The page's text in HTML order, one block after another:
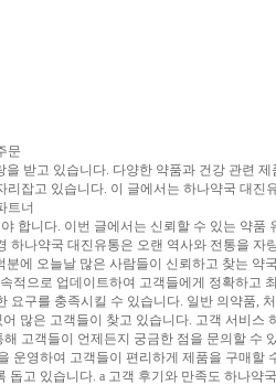
문
받고 있습니다. 다양한 약품과 건강 관련
잡고 있습니다. 이 글에서는 하나약국 대진
트너
합니다. 이번 글에서는 신뢰할 수 있는 약
나약국 대진유통은 오랜 역사와 전통을 자
에 오늘날 많은 사람들이 신뢰하고 찾는 약
으로 업데이트하여 고객들에게 정확하고
구를 충족시킬 수 있습니다. 일반 의약품,
많은 고객들이 찾고 있습니다. 고객 서비
고객들이 언제든지 궁금한 점을 문의할 수
영하여 고객들이 편리하게 제품을 구매할
고 있습니다. a 고객 후기와 만족도 하나약